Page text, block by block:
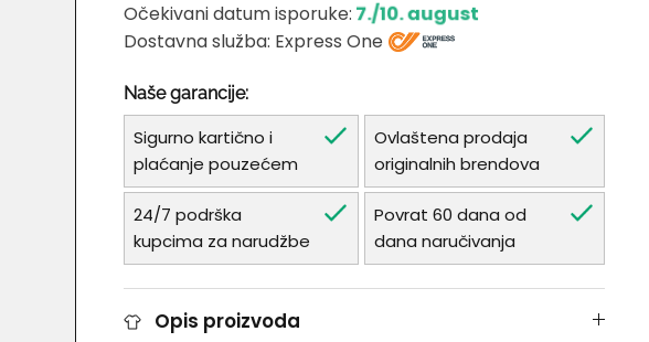
Očekivani datum isporuke: 7./10. august
Dostavna služba: Express One
Naše garancije:
Sigurno kartično i
plaćanje pouzećem
Ovlaštena prodaja
originalnih brendova
24/7 podrška
kupcima za narudžbe
Povrat 60 dana od
dana naručivanja
Opis proizvoda